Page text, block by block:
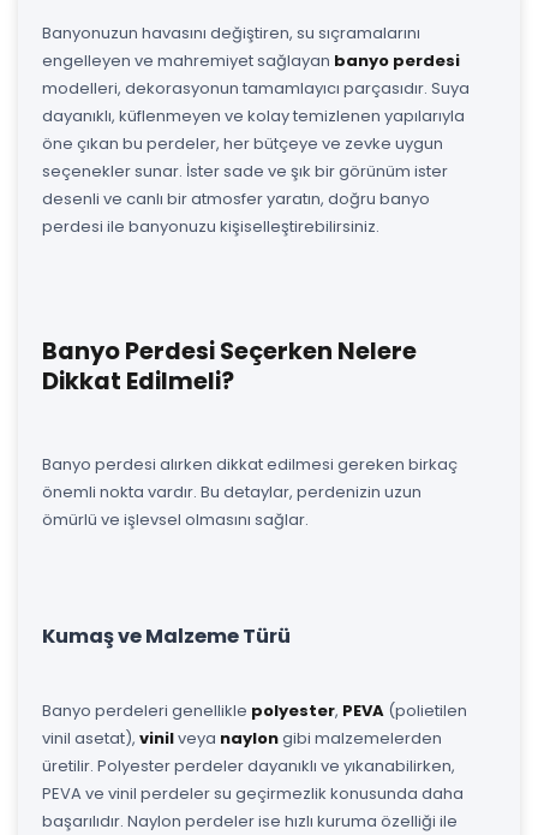
Banyonuzun havasını değiştiren, su sıçramalarını
engelleyen ve mahremiyet sağlayan banyo perdesi
modelleri, dekorasyonun tamamlayıcı parçasıdır. Suya
dayanıklı, küflenmeyen ve kolay temizlenen yapılarıyla
öne çıkan bu perdeler, her bütçeye ve zevke uygun
seçenekler sunar. İster sade ve şık bir görünüm ister
desenli ve canlı bir atmosfer yaratın, doğru banyo
perdesi ile banyonuzu kişiselleştirebilirsiniz.
Banyo Perdesi Seçerken Nelere
Dikkat Edilmeli?
Banyo perdesi alırken dikkat edilmesi gereken birkaç
önemli nokta vardır. Bu detaylar, perdenizin uzun
ömürlü ve işlevsel olmasını sağlar.
Kumaş ve Malzeme Türü
Banyo perdeleri genellikle polyester, PEVA (polietilen
vinil asetat), vinilveya naylongibi malzemelerden
üretilir. Polyester perdeler dayanıklı ve yıkanabilirken,
PEVA ve vinil perdeler su geçirmezlik konusunda daha
başarılıdır. Naylon perdeler ise hızlı kuruma özelliği ile